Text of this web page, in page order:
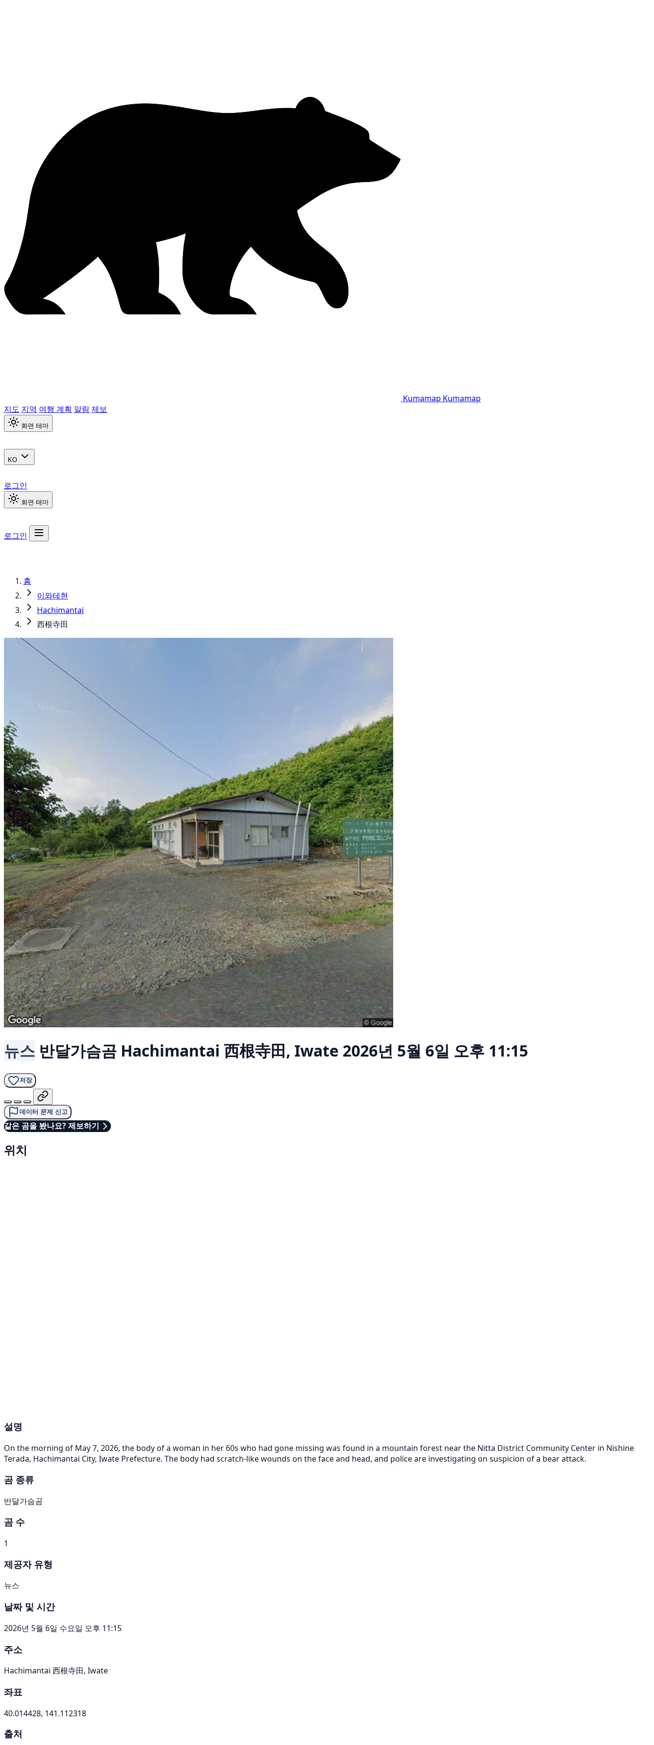
Kumamap Kumamap
지도 지역 여행 계획 알림 제보
화면 테마
KO
로그인
화면 테마
로그인
홈
이와테현
Hachimantai
西根寺田
뉴스 반달가슴곰 Hachimantai 西根寺田, Iwate 2026년 5월 6일 오후 11:15
저장
데이터 문제 신고
같은 곰을 봤나요? 제보하기
위치
설명
On the morning of May 7, 2026, the body of a woman in her 60s who had gone missing was found in a mountain forest near the Nitta District Community Center in Nishine
Terada, Hachimantai City, Iwate Prefecture. The body had scratch-like wounds on the face and head, and police are investigating on suspicion of a bear attack.
곰 종류
반달가슴곰
곰 수
1
제공자 유형
뉴스
날짜 및 시간
2026년 5월 6일 수요일 오후 11:15
주소
Hachimantai 西根寺田, Iwate
좌표
40.014428, 141.112318
출처